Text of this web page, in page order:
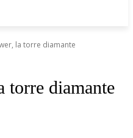
la torre diamante
torre diamante